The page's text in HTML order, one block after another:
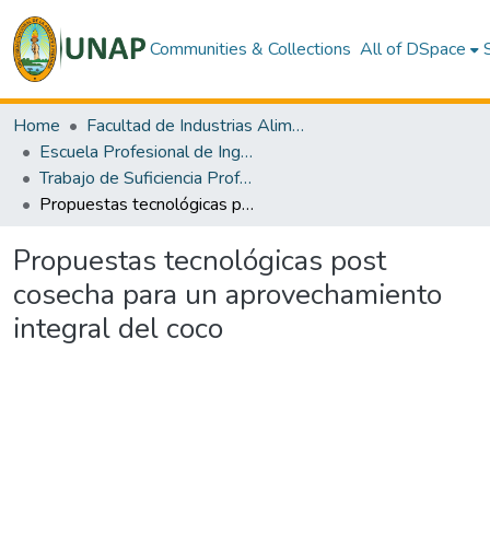
Communities & Collections All of DSpace
Home
Facultad de Industrias Alimentarias
Escuela Profesional de Ingeniería en Industrias Alimentarias
Trabajo de Suficiencia Profesional
Propuestas tecnológicas post cosecha para un aprovechamiento integral del coco
Propuestas tecnológicas post
cosecha para un aprovechamiento
integral del coco